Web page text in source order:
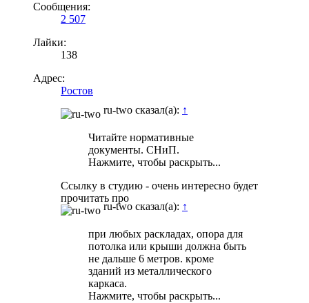
Сообщения:
2 507
Лайки:
138
Адрес:
Ростов
ru-two сказал(а): ↑
Читайте нормативные
документы. СНиП.
Нажмите, чтобы раскрыть...
Ссылку в студию - очень интересно будет
прочитать про
ru-two сказал(а): ↑
при любых раскладах, опора для
потолка или крыши должна быть
не дальше 6 метров. кроме
зданий из металлического
каркаса.
Нажмите, чтобы раскрыть...